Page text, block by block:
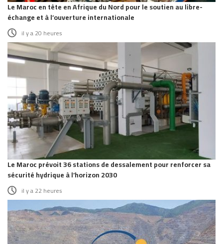
Le Maroc en tête en Afrique du Nord pour le soutien au libre-
échange et à l’ouverture internationale
il y a 20 heures
Le Maroc prévoit 36 stations de dessalement pour renforcer sa
sécurité hydrique à l’horizon 2030
il y a 22 heures